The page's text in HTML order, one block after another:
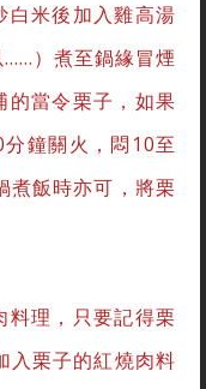
白米後加入雞高湯
……）煮至鍋緣冒煙
的當令栗子，如果
鐘關火，悶10至
煮飯時亦可，將栗
料理，只要記得栗
入栗子的紅燒肉料